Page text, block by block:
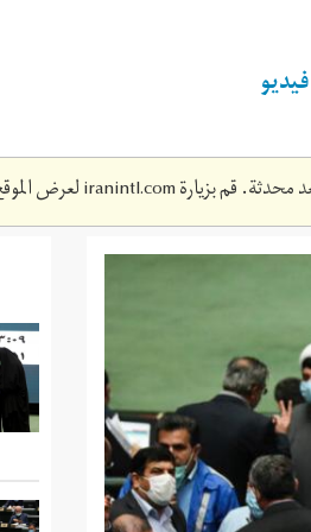
فيديو
iranintl.comلعرض